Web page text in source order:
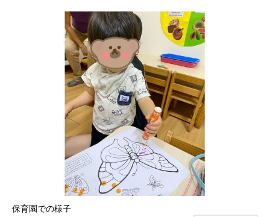
保育園での様子